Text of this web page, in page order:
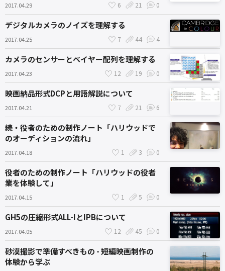
2017.04.29 6 21 0
デジタルカメラのノイズを理解する
2017.04.25 7 44 4
カメラのセンサーとベイヤー配列を理解する
2017.04.23 12 19 0
映画納品形式DCPと用語解説について
2017.04.21 7 21 6
続・役者のための制作ノート「ハリウッドで
のオーディションの流れ」
2017.04.18 1 3 0
役者のための制作ノート「ハリウッドの役者
業を体験して」
2017.04.15 1 5 0
GH5の圧縮形式ALL-IとIPBについて
2017.04.05 12 45 0
砂漠撮影で準備すべきもの - 短編映画制作の
体験から学ぶ